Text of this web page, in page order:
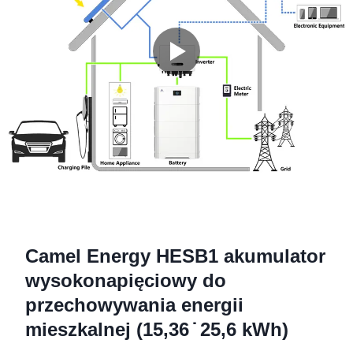
Camel Energy HESB1 akumulator
wysokonapięciowy do
przechowywania energii
mieszkalnej (15,36 ̇ 25,6 kWh)